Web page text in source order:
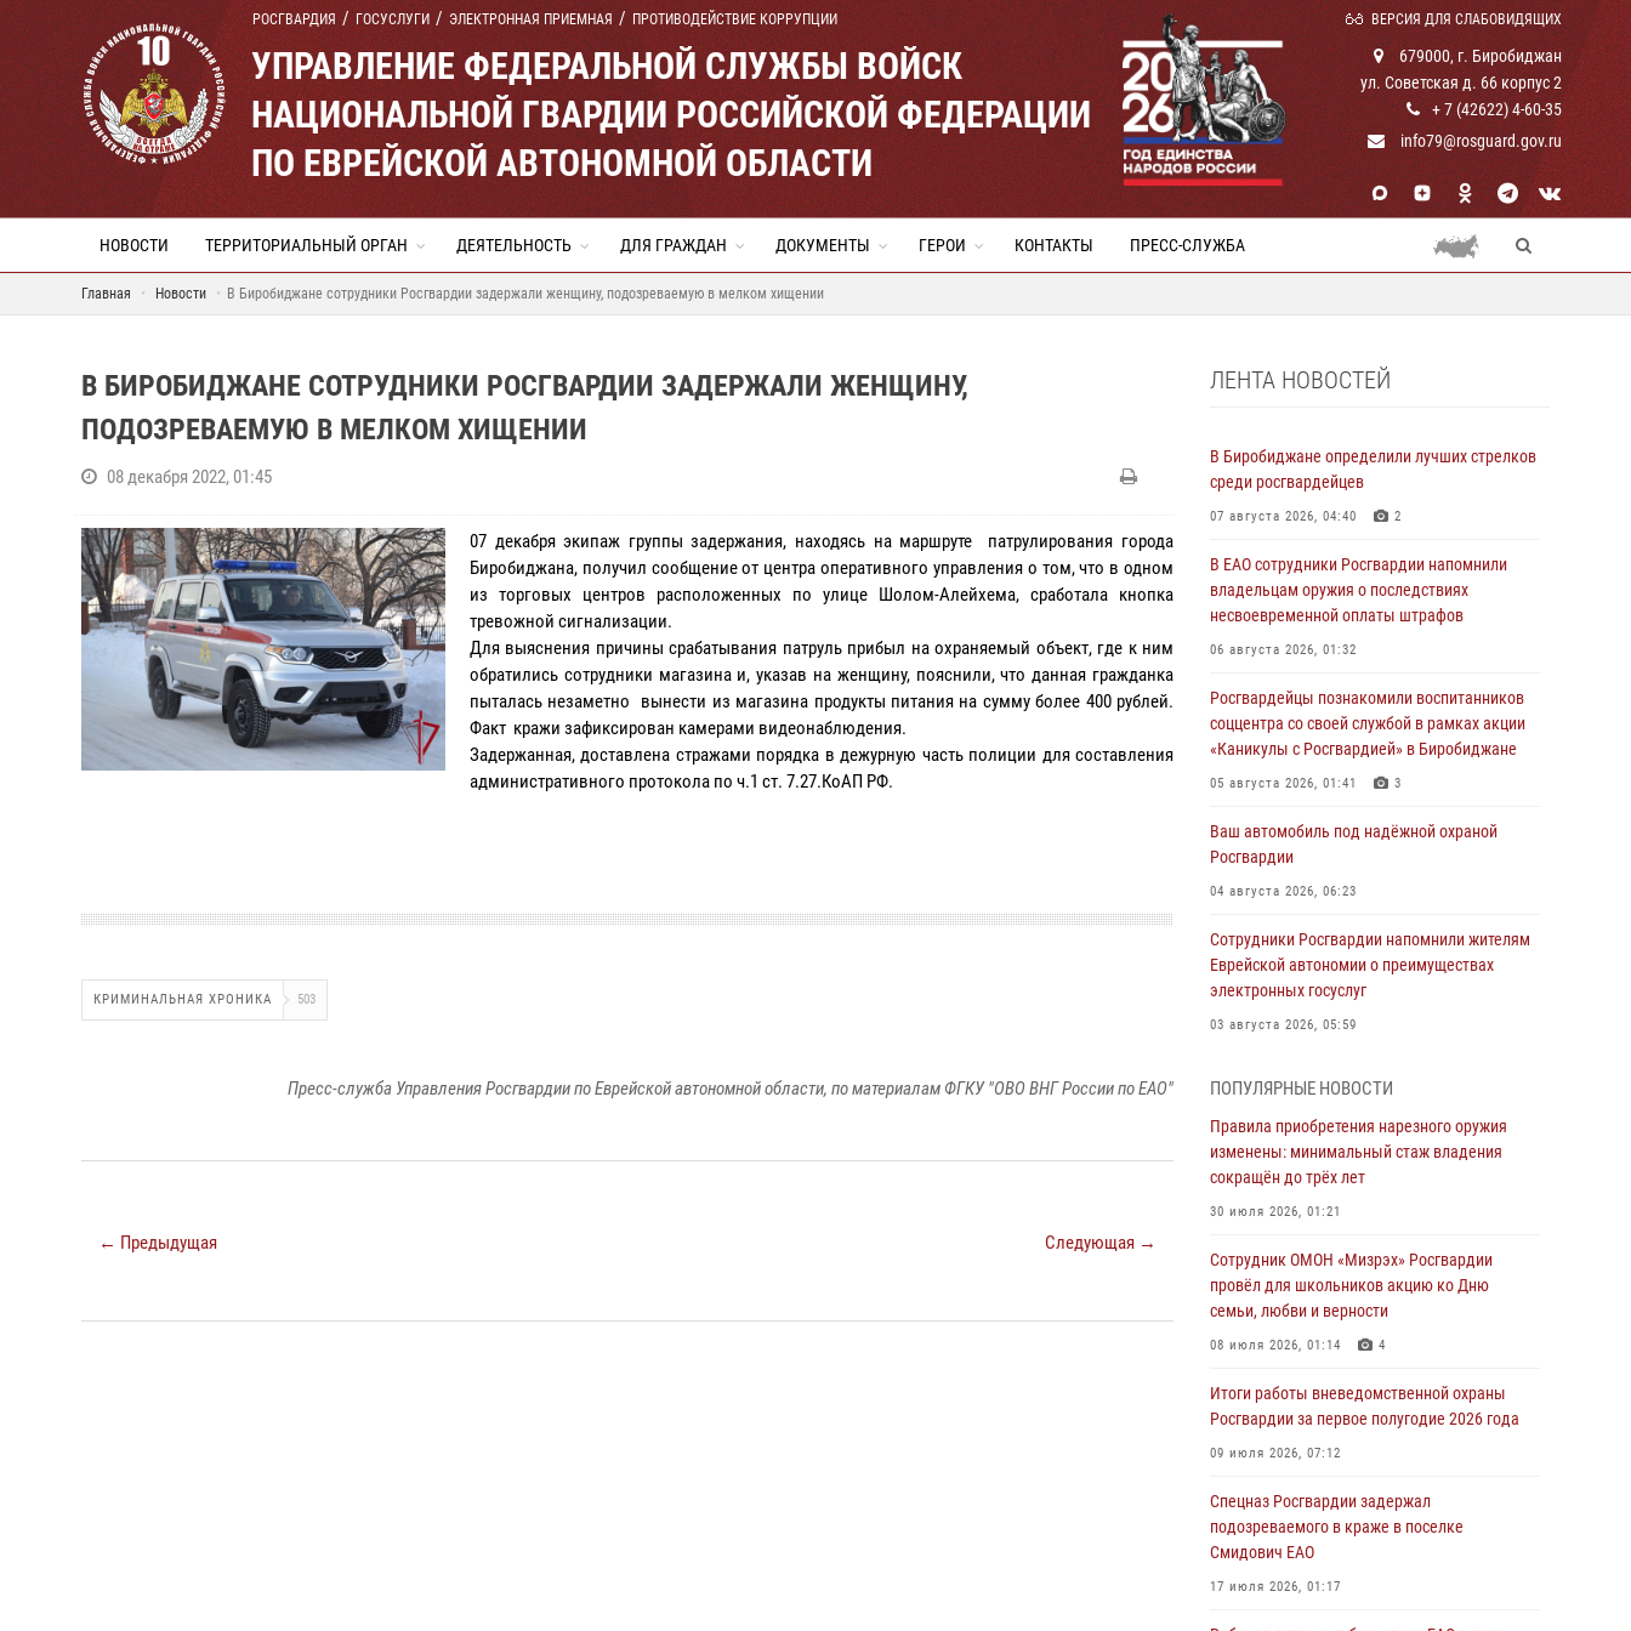
РОСГВАРДИЯ ГОСУСЛУГИ ЭЛЕКТРОННАЯ ПРИЕМНАЯ ПРОТИВОДЕЙСТВИЕ КОРРУПЦИИ ВЕРСИЯ ДЛЯ СЛАБОВИДЯЩИХ
УПРАВЛЕНИЕ ФЕДЕРАЛЬНОЙ СЛУЖБЫ ВОЙСК
НАЦИОНАЛЬНОЙ ГВАРДИИ РОССИЙСКОЙ ФЕДЕРАЦИИ
ПО ЕВРЕЙСКОЙ АВТОНОМНОЙ ОБЛАСТИ
679000, г. Биробиджан
ул. Советская д. 66 корпус 2
+ 7 (42622) 4-60-35
info79@rosguard.gov.ru
НОВОСТИ ТЕРРИТОРИАЛЬНЫЙ ОРГАН ДЕЯТЕЛЬНОСТЬ ДЛЯ ГРАЖДАН ДОКУМЕНТЫ ГЕРОИ КОНТАКТЫ ПРЕСС-СЛУЖБА
Главная Новости В Биробиджане сотрудники Росгвардии задержали женщину, подозреваемую в мелком хищении
В БИРОБИДЖАНЕ СОТРУДНИКИ РОСГВАРДИИ ЗАДЕРЖАЛИ ЖЕНЩИНУ,
ПОДОЗРЕВАЕМУЮ В МЕЛКОМ ХИЩЕНИИ
08 декабря 2022, 01:45
07 декабря экипаж группы задержания, находясь на маршруте патрулирования города
Биробиджана, получил сообщение от центра оперативного управления о том, что в одном
из торговых центров расположенных по улице Шолом-Алейхема, сработала кнопка
тревожной сигнализации.
Для выяснения причины срабатывания патруль прибыл на охраняемый объект, где к ним
обратились сотрудники магазина и, указав на женщину, пояснили, что данная гражданка
пыталась незаметно вынести из магазина продукты питания на сумму более 400 рублей.
Факт кражи зафиксирован камерами видеонаблюдения.
Задержанная, доставлена стражами порядка в дежурную часть полиции для составления
административного протокола по ч.1 ст. 7.27.КоАП РФ.
КРИМИНАЛЬНАЯ ХРОНИКА 503
Пресс-служба Управления Росгвардии по Еврейской автономной области, по материалам ФГКУ "ОВО ВНГ России по ЕАО"
← Предыдущая Следующая →
ЛЕНТА НОВОСТЕЙ
В Биробиджане определили лучших стрелков
среди росгвардейцев
07 августа 2026, 04:40 2
В ЕАО сотрудники Росгвардии напомнили
владельцам оружия о последствиях
несвоевременной оплаты штрафов
06 августа 2026, 01:32
Росгвардейцы познакомили воспитанников
соццентра со своей службой в рамках акции
«Каникулы с Росгвардией» в Биробиджане
05 августа 2026, 01:41 3
Ваш автомобиль под надёжной охраной
Росгвардии
04 августа 2026, 06:23
Сотрудники Росгвардии напомнили жителям
Еврейской автономии о преимуществах
электронных госуслуг
03 августа 2026, 05:59
армии Виктор Золотов поздравил
специалистов подразделений тыла с
профессиональным праздником
01 августа 2026, 10:23
национальной гвардии Российской
Федерации
01 августа 2026, 10:21
воинов, погибших в Первой мировой войне
1914-1918 годов
01 августа 2026, 10:19
Внесены изменения в правила проведения
контрольного отстрела гражданского оружия
31 июля 2026, 01:48
ПОПУЛЯРНЫЕ НОВОСТИ
Правила приобретения нарезного оружия
изменены: минимальный стаж владения
сокращён до трёх лет
30 июля 2026, 01:21
Сотрудник ОМОН «Мизрэх» Росгвардии
провёл для школьников акцию ко Дню
семьи, любви и верности
08 июля 2026, 01:14 4
Итоги работы вневедомственной охраны
Росгвардии за первое полугодие 2026 года
09 июля 2026, 07:12
Спецназ Росгвардии задержал
подозреваемого в краже в поселке
Смидович ЕАО
17 июля 2026, 01:17